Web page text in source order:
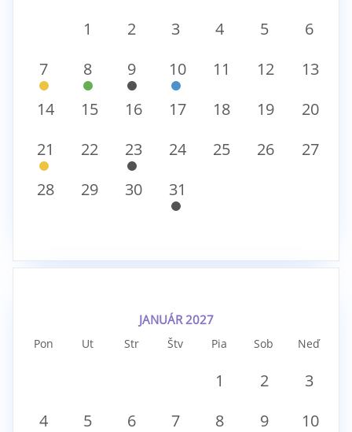
1 2 3 4 5
6
7
8 9 10 11 12
13
14
15 16 17 18 19
20
21
22 23 24 25 26
27
28
29 30 31
JANUÁR 2027
Pon Ut Str Štv Pia Sob Neď
1 2
3
4
5 6 7 8 9
10